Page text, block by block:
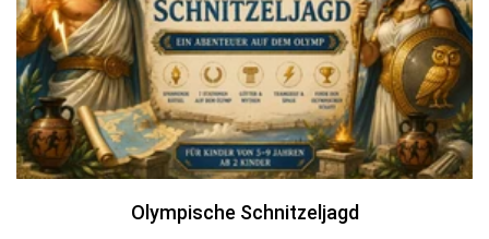
Olympische Schnitzeljagd